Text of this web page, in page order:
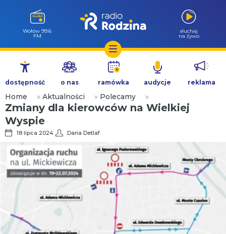
Przejdź
treści
Wołów 99.6
FM
słuchaj
na żywo
dostępność o nas ramówka audycje reklama
Home » Aktualności » Polecamy »
Zmiany dla kierowców na Wielkiej
Wyspie
18 lipca 2024 Daria Detlaf